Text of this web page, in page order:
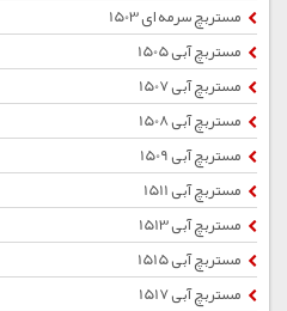
مستربچ سرمه ای 1503
مستربچ آبی 1505
مستربچ آبی 1507
مستربچ آبی 1508
مستربچ آبی 1509
مستربچ آبی 1511
مستربچ آبی 1513
مستربچ آبی 1515
مستربچ آبی 1517